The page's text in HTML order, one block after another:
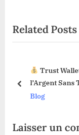
o
u
o
:
t
P
Related Posts
Trust
l’Argent Sans
Dévoilées !
Blog
prev
Laisser un